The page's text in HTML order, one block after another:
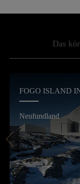
Das
FOGO ISLAND
Neufundland